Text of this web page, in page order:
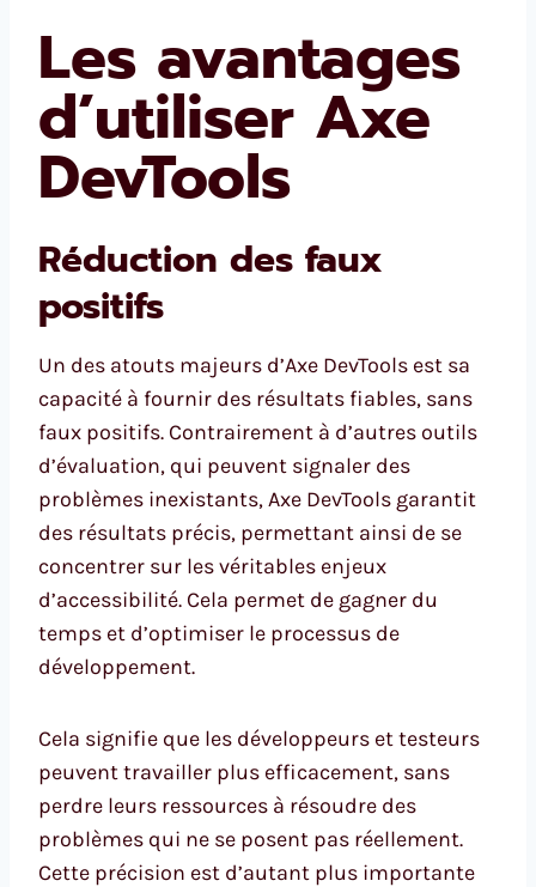
Les avantages
d’utiliser Axe
DevTools
Réduction des faux
positifs
Un des atouts majeurs d’Axe DevTools est sa
capacité à fournir des résultats fiables, sans
faux positifs. Contrairement à d’autres outils
d’évaluation, qui peuvent signaler des
problèmes inexistants, Axe DevTools garantit
des résultats précis, permettant ainsi de se
concentrer sur les véritables enjeux
d’accessibilité. Cela permet de gagner du
temps et d’optimiser le processus de
développement.
Cela signifie que les développeurs et testeurs
peuvent travailler plus efficacement, sans
perdre leurs ressources à résoudre des
problèmes qui ne se posent pas réellement.
Cette précision est d’autant plus importante